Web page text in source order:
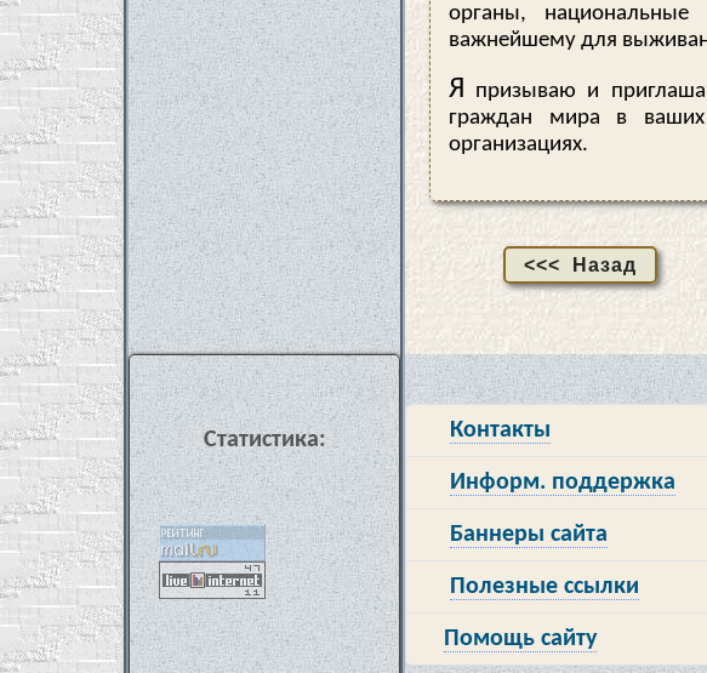
органы,
важнейшему для
Я призываю и
граждан мира в
организациях.
<<< Назад
Статистика: Контакты
Информ. поддержка
Баннеры сайта
Полезные ссылки
Помощь сайту